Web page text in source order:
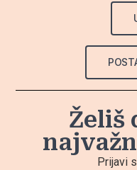
Želiš
Prijavi